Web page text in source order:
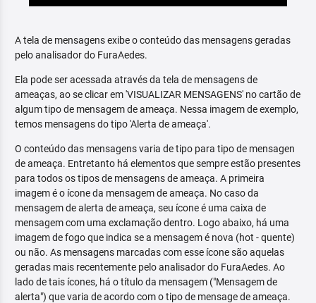
A tela de mensagens exibe o conteúdo das mensagens geradas
pelo analisador do FuraAedes.
Ela pode ser acessada através da tela de mensagens de
ameaças, ao se clicar em 'VISUALIZAR MENSAGENS' no cartão de
algum tipo de mensagem de ameaça. Nessa imagem de exemplo,
temos mensagens do tipo 'Alerta de ameaça'.
O conteúdo das mensagens varia de tipo para tipo de mensagen
de ameaça. Entretanto há elementos que sempre estão presentes
para todos os tipos de mensagens de ameaça. A primeira
imagem é o ícone da mensagem de ameaça. No caso da
mensagem de alerta de ameaça, seu ícone é uma caixa de
mensagem com uma exclamação dentro. Logo abaixo, há uma
imagem de fogo que indica se a mensagem é nova (hot - quente)
ou não. As mensagens marcadas com esse ícone são aquelas
geradas mais recentemente pelo analisador do FuraAedes. Ao
lado de tais ícones, há o título da mensagem ("Mensagem de
alerta") que varia de acordo com o tipo de mensage de ameaça.